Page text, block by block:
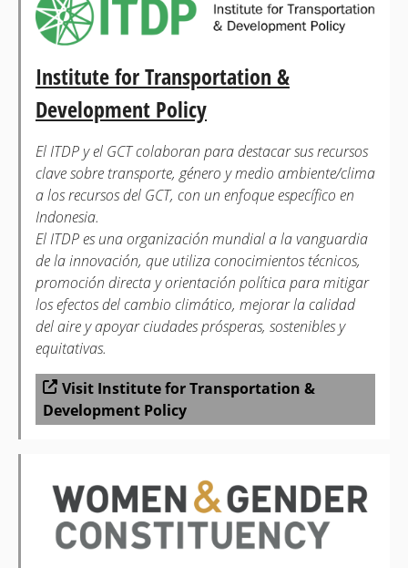
Institute for Transportation &
Development Policy
El ITDP y el GCT colaboran para destacar sus recursos
clave sobre transporte, género y medio ambiente/clima
a los recursos del GCT, con un enfoque específico en
Indonesia.
El ITDP es una organización mundial a la vanguardia
de la innovación, que utiliza conocimientos técnicos,
promoción directa y orientación política para mitigar
los efectos del cambio climático, mejorar la calidad
del aire y apoyar ciudades prósperas, sostenibles y
equitativas.
Visit Institute for Transportation &
Development Policy